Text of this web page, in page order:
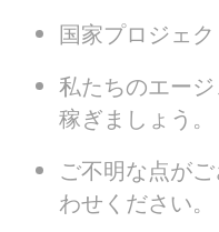
国家プロジェク
私たちのエー
稼ぎましょう。
ご不明な点が
わせください。